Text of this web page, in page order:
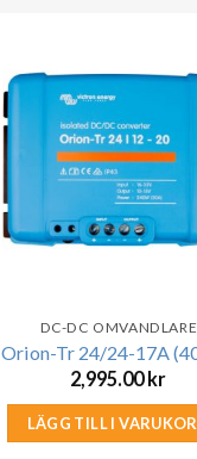
DC-DC OMVANDLARE
Orion-Tr 24/24-17A
2,995.00kr
LÄGG TILL I